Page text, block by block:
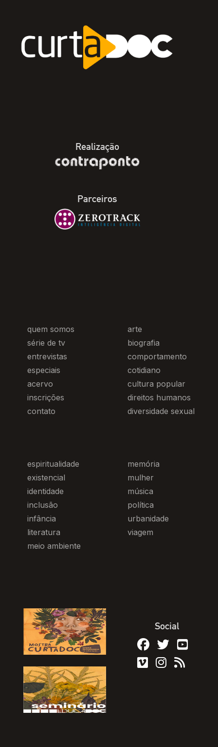
Realização
Parceiros
quem somos
série de tv
entrevistas
especiais
acervo
inscrições
contato
arte
biografia
comportamento
cotidiano
cultura popular
direitos humanos
diversidade sexual
espiritualidade
existencial
identidade
inclusão
infância
literatura
meio ambiente
memória
mulher
música
política
urbanidade
viagem
Social